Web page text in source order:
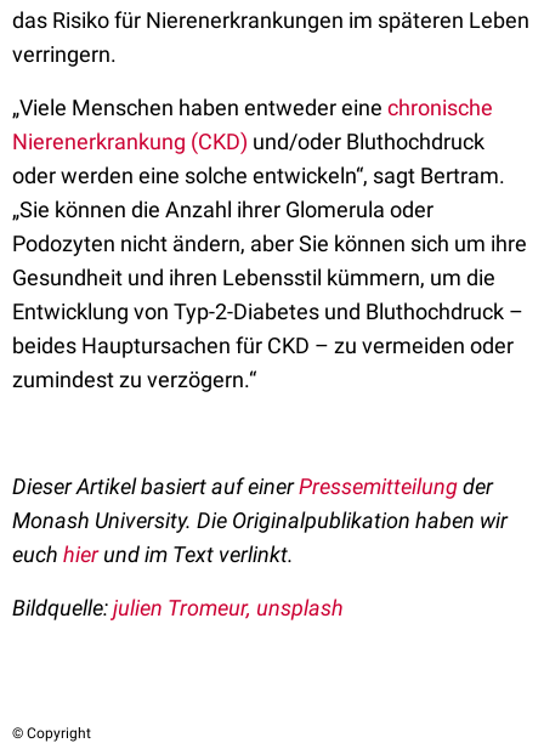
das Risiko für Nierenerkrankungen im späteren Leben
verringern.
„Viele Menschen haben entweder eine chronische
Nierenerkrankung (CKD) und/oder Bluthochdruck
oder werden eine solche entwickeln“, sagt Bertram.
„Sie können die Anzahl ihrer Glomerula oder
Podozyten nicht ändern, aber Sie können sich um ihre
Gesundheit und ihren Lebensstil kümmern, um die
Entwicklung von Typ-2-Diabetes und Bluthochdruck –
beides Hauptursachen für CKD – zu vermeiden oder
zumindest zu verzögern.“
Dieser Artikel basiert auf einerPressemitteilungder
Monash University. Die Originalpublikation haben wir
euch hierund im Text verlinkt.
Bildquelle:julien Tromeur, unsplash
© Copyright